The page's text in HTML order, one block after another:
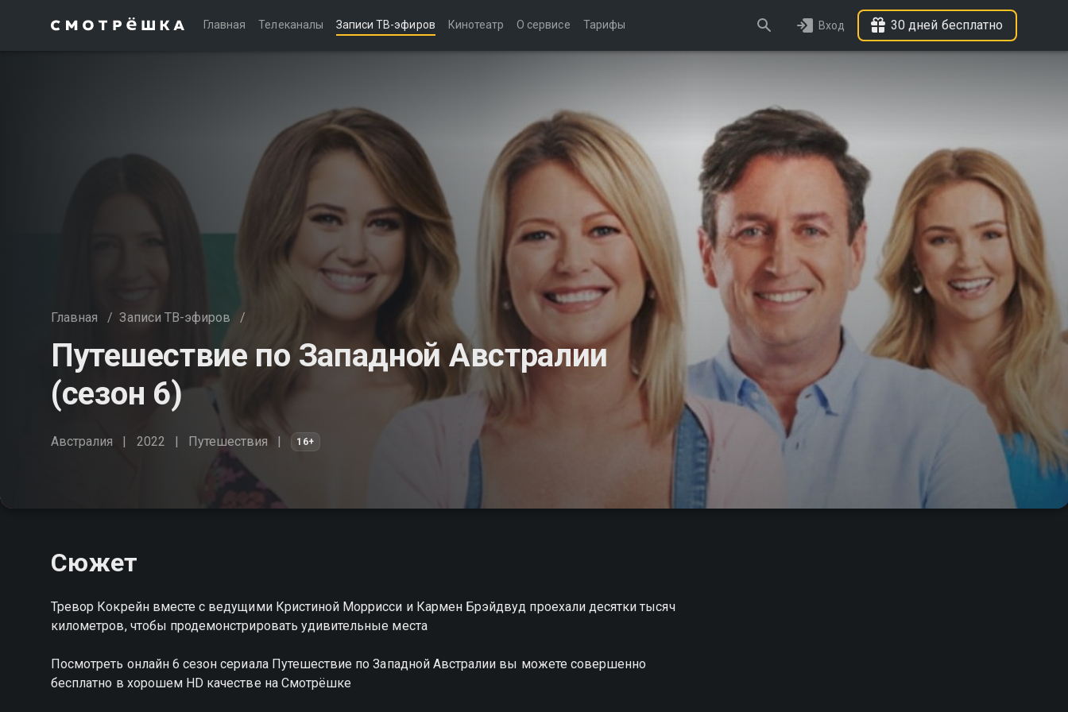
Главная Телеканалы Записи ТВ-эфиров Кинотеатр О сервисе Тарифы Вход 30 дней бесплатно
Главная / Записи ТВ-эфиров /
Путешествие по Западной Австралии
(сезон 6)
Австралия 2022 Путешествия 16+
Сюжет
Тревор Кокрейн вместе с ведущими Кристиной Моррисси и Кармен Брэйдвуд проехали десятки тысяч
километров, чтобы продемонстрировать удивительные места
Посмотреть онлайн 6 сезон сериала Путешествие по Западной Австралии вы можете совершенно
бесплатно в хорошем HD качестве на Смотрёшке